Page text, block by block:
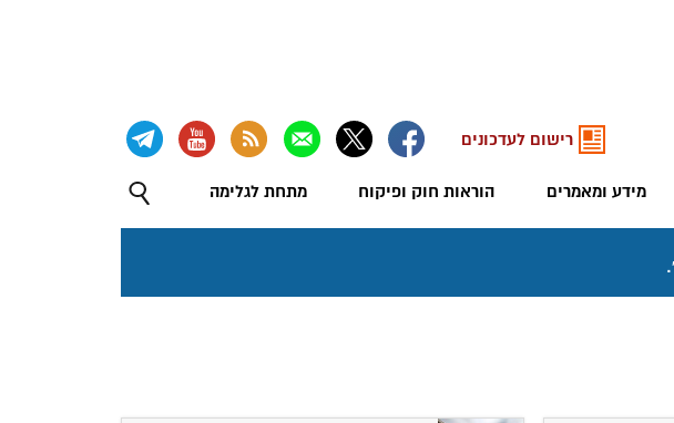
מידע ומאמרים הוראות חוק ופיקוח מתחת לגלימה
רישום לעדכונים